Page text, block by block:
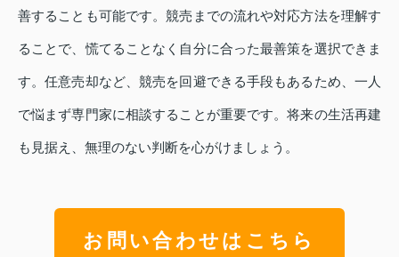
善することも可能です。競売までの流れや対応方法を理解す
ることで、慌てることなく自分に合った最善策を選択できま
す。任意売却など、競売を回避できる手段もあるため、一人
で悩まず専門家に相談することが重要です。将来の生活再建
も見据え、無理のない判断を心がけましょう。
お問い合わせはこちら